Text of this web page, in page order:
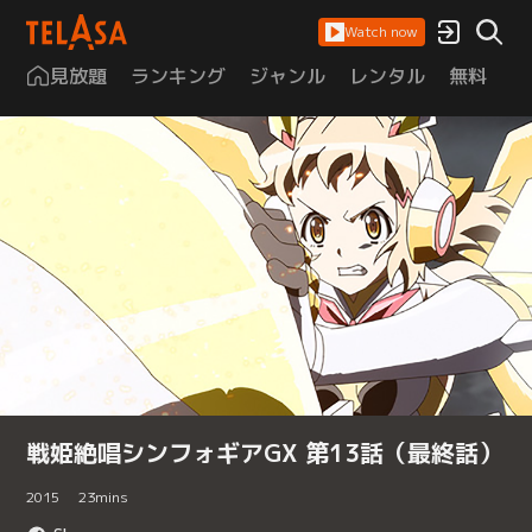
Watch now
見放題 ランキング ジャンル レンタル 無料
戦姫絶唱シンフォギアGX 第13話（最終話）
2015 23mins